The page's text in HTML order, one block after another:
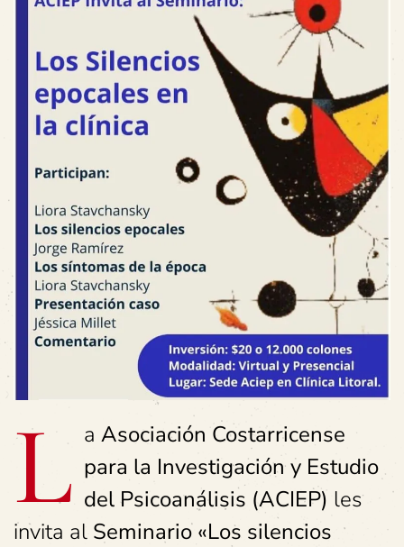
L a Asociación Costarricense
para la Investigación y Estudio
del Psicoanálisis (ACIEP) les
invita al Seminario «Los silencios